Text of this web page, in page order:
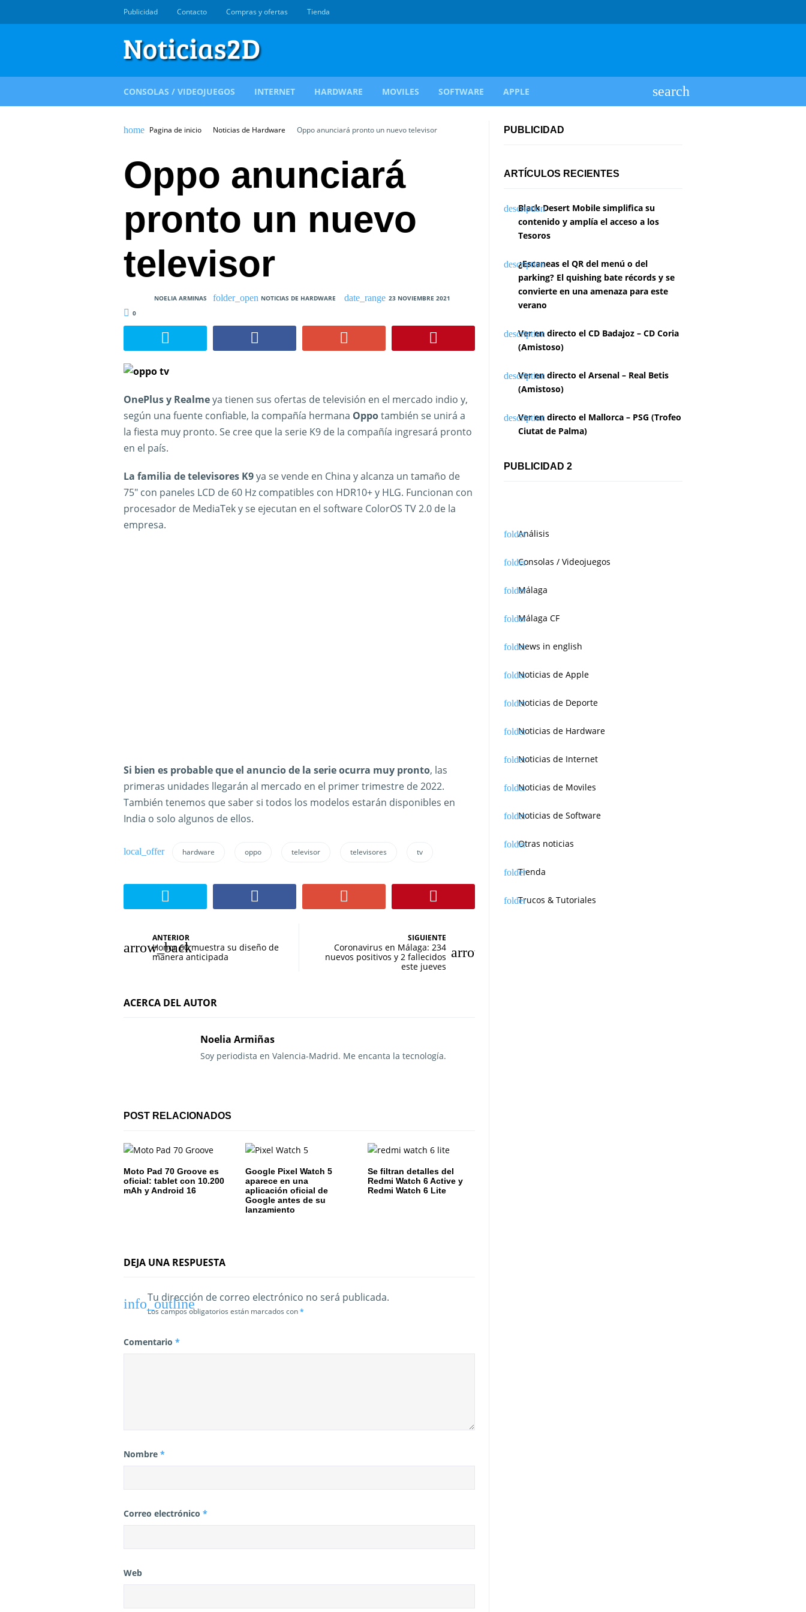
Publicidad Contacto Compras y ofertas Tienda
CONSOLAS / VIDEOJUEGOS INTERNET HARDWARE MOVILES SOFTWARE APPLE
Pagina de inicio Noticias de Hardware Oppo anunciará pronto un nuevo televisor
Oppo anunciará
pronto un nuevo
televisor
NOELIA ARMINAS NOTICIAS DE HARDWARE
23 NOVIEMBRE 2021
0
OnePlus y Realmeya tienen sus ofertas de televisión en el mercado indio y,
según una fuente confiable, la compañía hermana Oppotambién se unirá a
la fiesta muy pronto. Se cree que la serie K9 de la compañía ingresará pronto
en el país.
La familia de televisores K9ya se vende en China y alcanza un tamaño de
75″ con paneles LCD de 60 Hz compatibles con HDR10+ y HLG. Funcionan con
procesador de MediaTek y se ejecutan en el software ColorOS TV 2.0 de la
empresa.
Si bien es probable que el anuncio de la serie ocurra muy pronto, las
primeras unidades llegarán al mercado en el primer trimestre de 2022.
También tenemos que saber si todos los modelos estarán disponibles en
India o solo algunos de ellos.
hardware oppo televisor televisores tv
a
e
ó
n
d
e
t
a
a
ANTERIOR
Honor 60 muestra su diseño de
manera anticipada
SIGUIENTE
Coronavirus en Málaga: 234
nuevos positivos y 2 fallecidos
este jueves
ACERCA DEL AUTOR
Noelia Armiñas
Soy periodista en Valencia-Madrid. Me encanta la tecnología.
POST RELACIONADOS
Moto Pad 70 Groove es
oficial: tablet con 10.200
mAh y Android 16
Google Pixel Watch 5
aparece en una
aplicación oficial de
Google antes de su
lanzamiento
Se filtran detalles del
Redmi Watch 6 Active y
Redmi Watch 6 Lite
DEJA UNA RESPUESTA
Tu dirección de correo electrónico no será publicada.
Los campos obligatorios están marcados con*
Comentario *
Nombre *
Correo electrónico *
Web
PUBLICIDAD
ARTÍCULOS RECIENTES
Black Desert Mobile simplifica su
contenido y amplía el acceso a los
Tesoros
¿Escaneas el QR del menú o del
parking? El quishing bate récords y se
convierte en una amenaza para este
verano
Ver en directo el CD Badajoz – CD Coria
(Amistoso)
Ver en directo el Arsenal – Real Betis
(Amistoso)
Ver en directo el Mallorca – PSG (Trofeo
Ciutat de Palma)
PUBLICIDAD 2
Análisis
Consolas / Videojuegos
Málaga
Málaga CF
News in english
Noticias de Apple
Noticias de Deporte
Noticias de Hardware
Noticias de Internet
Noticias de Moviles
Noticias de Software
Otras noticias
Tienda
Trucos & Tutoriales